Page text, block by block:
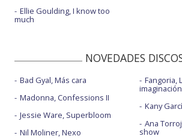
Ellie Goulding, I know too
much
NOVEDADES
Bad Gyal, Más cara
Madonna, Confessions II
Jessie Ware, Superbloom
Nil Moliner, Nexo
Fangoria,
imaginación
Kany
Ana
show